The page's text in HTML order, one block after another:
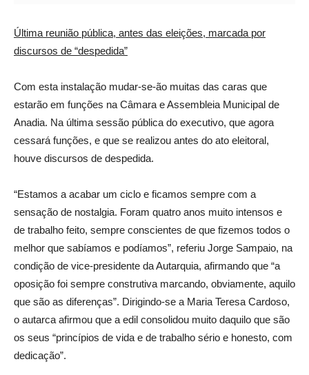
Última reunião pública, antes das eleições, marcada por
discursos de “despedida”
Com esta instalação mudar-se-ão muitas das caras que
estarão em funções na Câmara e Assembleia Municipal de
Anadia. Na última sessão pública do executivo, que agora
cessará funções, e que se realizou antes do ato eleitoral,
houve discursos de despedida.
“Estamos a acabar um ciclo e ficamos sempre com a
sensação de nostalgia. Foram quatro anos muito intensos e
de trabalho feito, sempre conscientes de que fizemos todos o
melhor que sabíamos e podíamos”, referiu Jorge Sampaio, na
condição de vice-presidente da Autarquia, afirmando que “a
oposição foi sempre construtiva marcando, obviamente, aquilo
que são as diferenças”. Dirigindo-se a Maria Teresa Cardoso,
o autarca afirmou que a edil consolidou muito daquilo que são
os seus “princípios de vida e de trabalho sério e honesto, com
dedicação”.